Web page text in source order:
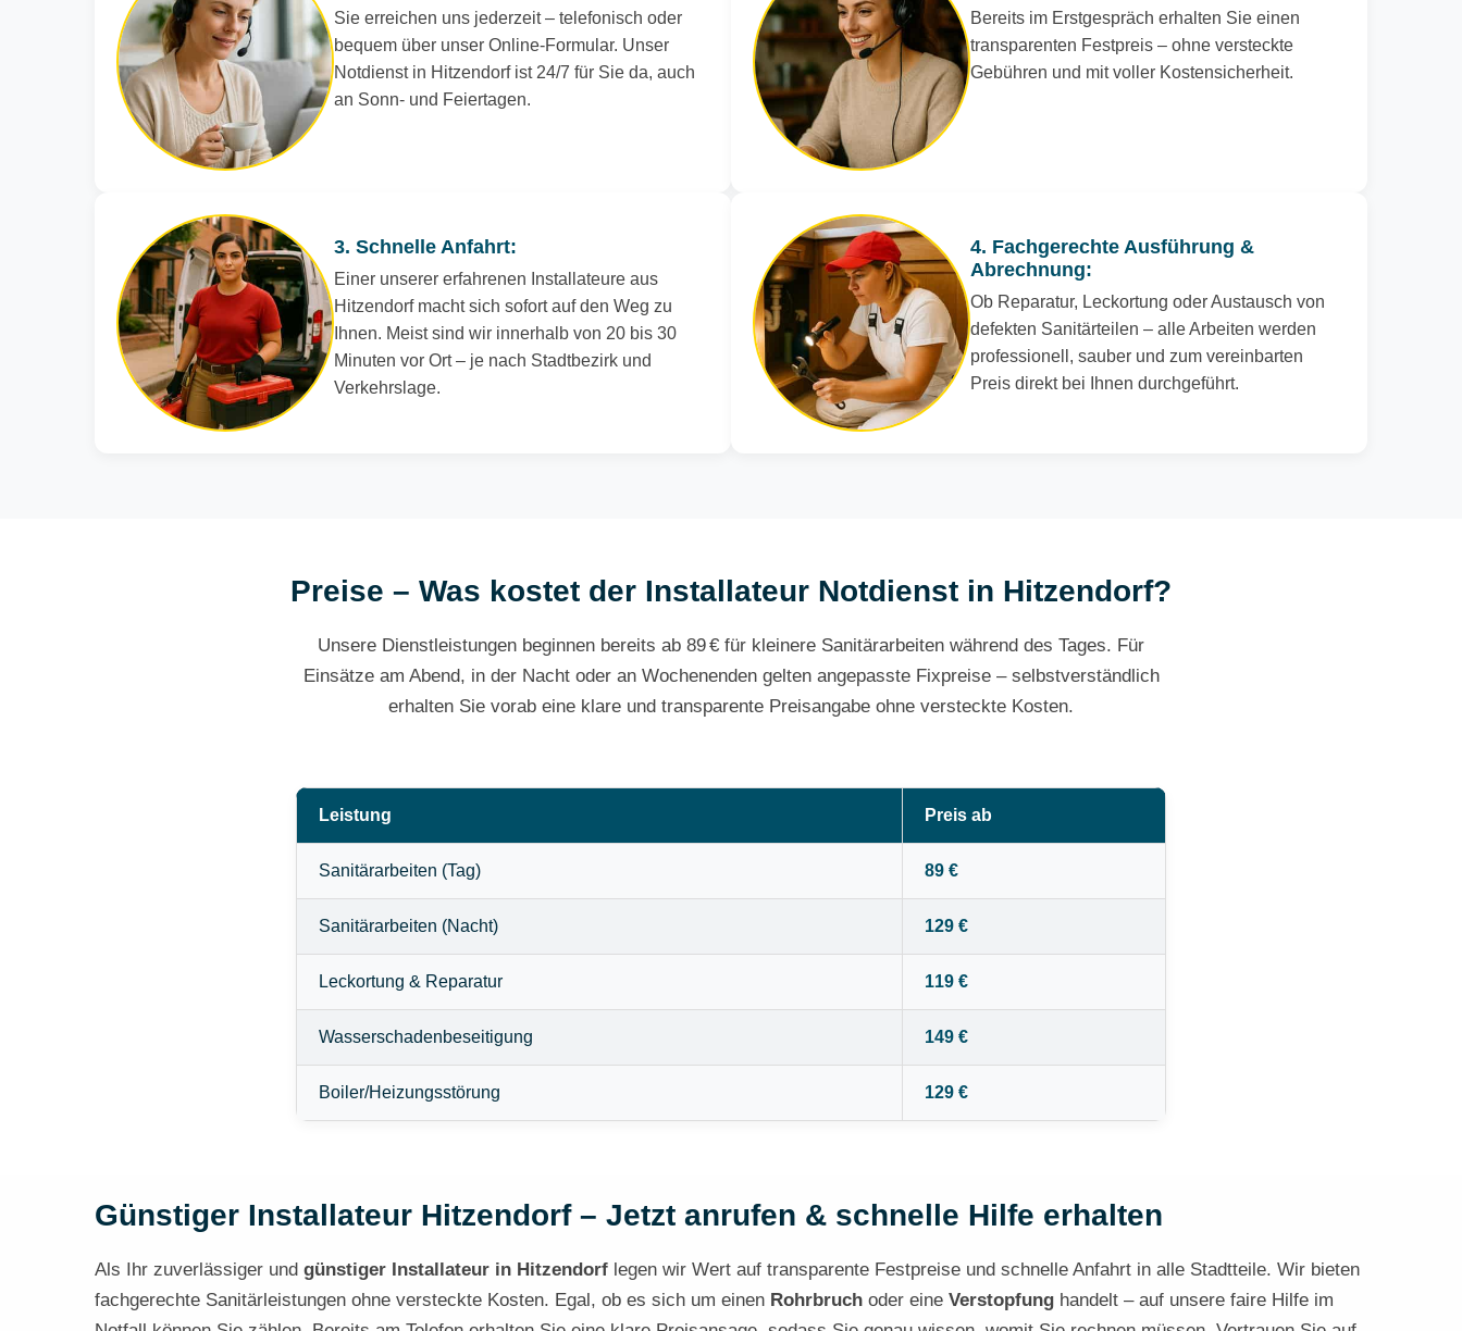
Sie erreichen uns jederzeit – telefonisch oder
bequem über unser Online-Formular. Unser
Notdienst in Hitzendorf ist 24/7 für Sie da, auch
an Sonn- und Feiertagen.
Bereits im Erstgespräch erhalten Sie einen
transparenten Festpreis – ohne versteckte
Gebühren und mit voller Kostensicherheit.
3. Schnelle Anfahrt:
Einer unserer erfahrenen Installateure aus
Hitzendorf macht sich sofort auf den Weg zu
Ihnen. Meist sind wir innerhalb von 20 bis 30
Minuten vor Ort – je nach Stadtbezirk und
Verkehrslage.
4. Fachgerechte Ausführung &
Abrechnung:
Ob Reparatur, Leckortung oder Austausch von
defekten Sanitärteilen – alle Arbeiten werden
professionell, sauber und zum vereinbarten
Preis direkt bei Ihnen durchgeführt.
Preise – Was kostet der Installateur Notdienst in Hitzendorf?
Unsere Dienstleistungen beginnen bereits ab 89 € für kleinere Sanitärarbeiten während des Tages. Für
Einsätze am Abend, in der Nacht oder an Wochenenden gelten angepasste Fixpreise – selbstverständlich
erhalten Sie vorab eine klare und transparente Preisangabe ohne versteckte Kosten.
Leistung Preis ab
Sanitärarbeiten (Tag) 89 €
Sanitärarbeiten (Nacht) 129 €
Leckortung & Reparatur 119 €
Wasserschadenbeseitigung 149 €
Boiler/Heizungsstörung 129 €
Günstiger Installateur Hitzendorf – Jetzt anrufen & schnelle Hilfe erhalten
Als Ihr zuverlässiger und günstiger Installateur in Hitzendorf legen wir Wert auf transparente Festpreise und schnelle Anfahrt in alle Stadtteile. Wir bieten
fachgerechte Sanitärleistungen ohne versteckte Kosten. Egal, ob es sich um einen Rohrbruch oder eine Verstopfung handelt – auf unsere faire Hilfe im